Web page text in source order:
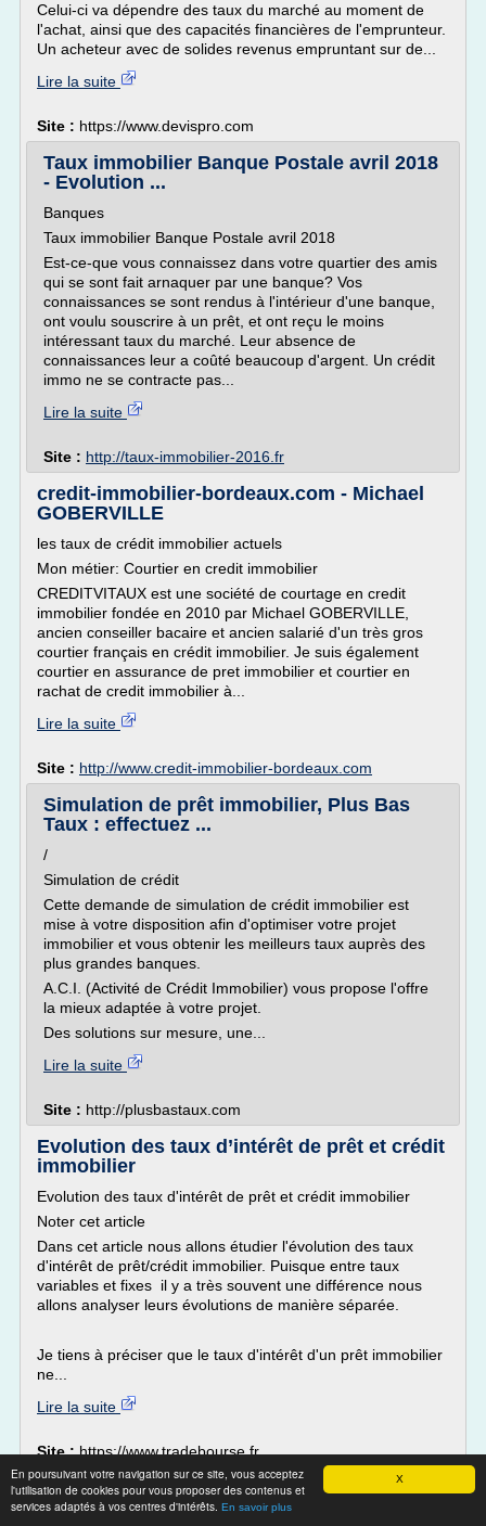
X
En poursuivant votre navigation sur ce site, vous acceptez
l'utilisation de cookies pour vous proposer des contenus et
services adaptés à vos centres d'intérêts. En savoir plus
Celui-ci va dépendre des taux du marché au moment de
l'achat, ainsi que des capacités financières de l'emprunteur.
Un acheteur avec de solides revenus empruntant sur de...
Lire la suite
Site : https://www.devispro.com
Taux immobilier Banque Postale avril 2018
- Evolution ...
Banques
Taux immobilier Banque Postale avril 2018
Est-ce-que vous connaissez dans votre quartier des amis
qui se sont fait arnaquer par une banque? Vos
connaissances se sont rendus à l'intérieur d'une banque,
ont voulu souscrire à un prêt, et ont reçu le moins
intéressant taux du marché. Leur absence de
connaissances leur a coûté beaucoup d'argent. Un crédit
immo ne se contracte pas...
Lire la suite
Site : http://taux-immobilier-2016.fr
credit-immobilier-bordeaux.com - Michael
GOBERVILLE
les taux de crédit immobilier actuels
Mon métier: Courtier en credit immobilier
CREDITVITAUX est une société de courtage en credit
immobilier fondée en 2010 par Michael GOBERVILLE,
ancien conseiller bacaire et ancien salarié d'un très gros
courtier français en crédit immobilier. Je suis également
courtier en assurance de pret immobilier et courtier en
rachat de credit immobilier à...
Lire la suite
Site : http://www.credit-immobilier-bordeaux.com
Simulation de prêt immobilier, Plus Bas
Taux : effectuez ...
/
Simulation de crédit
Cette demande de simulation de crédit immobilier est
mise à votre disposition afin d'optimiser votre projet
immobilier et vous obtenir les meilleurs taux auprès des
plus grandes banques.
A.C.I. (Activité de Crédit Immobilier) vous propose l'offre
la mieux adaptée à votre projet.
Des solutions sur mesure, une...
Lire la suite
Site : http://plusbastaux.com
Evolution des taux d’intérêt de prêt et crédit
immobilier
Evolution des taux d'intérêt de prêt et crédit immobilier
Noter cet article
Dans cet article nous allons étudier l'évolution des taux
d'intérêt de prêt/crédit immobilier. Puisque entre taux
variables et fixes il y a très souvent une différence nous
allons analyser leurs évolutions de manière séparée.
Je tiens à préciser que le taux d'intérêt d'un prêt immobilier
ne...
Lire la suite
Site :https://www.tradebourse.fr
Crédit immobilier: taux d'intérêt variable ...
Le taux variable est moins répandu que le taux fixe en